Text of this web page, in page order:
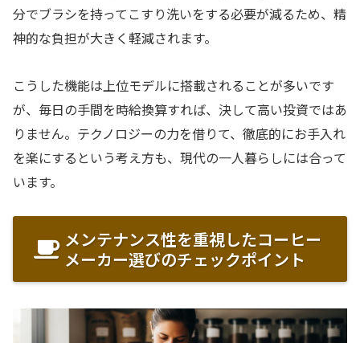
分でブラシを持ってこすり洗いをする必要が減るため、精
神的な負担が大きく軽減されます。
こうした機能は上位モデルに搭載されることが多いです
が、毎日の手間を時給換算すれば、決して高い投資ではあ
りません。テクノロジーの力を借りて、徹底的にお手入れ
を楽にするという考え方も、現代の一人暮らしには合って
います。
メンテナンス性を重視したコーヒー
メーカー選びのチェックポイント